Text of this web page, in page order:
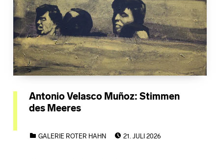
Antonio Velasco Muñoz: Stimmen
des Meeres
GALERIE ROTER HAHN
21. JULI 2026